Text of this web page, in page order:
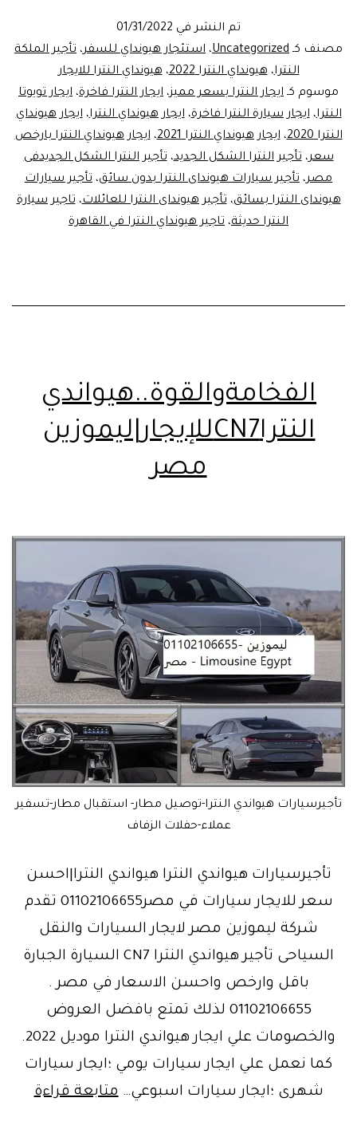
تم النشر في 01/31/2022
مصنف كـ Uncategorized، استئجار هيونداي للسفر، تأجير الملكة
النترا،هيونداي النترا 2022 ،هيونداي النترا للايجار
موسوم كـ ايجار النترا بسعر مميز، ايجار النترا فاخرة، ايجار تويوتا
النترا،ايجار سيارة النترا فاخرة،ايجار هيونداي النترا،ايجار هيونداي
النترا 2020
،ايجار هيونداي النترا 2021 ،ايجار هيونداي النترا بارخص
سعر،تأجير النترا الشكل الجديد،تأجير النترا الشكل الجديدفى
مصر، تأجير سيارات هيونداى النترا بدون سائق، تأجير سيارات
هيونداى النترا بسائق،تأجير هيونداى النترا للعائلات،تاجير سيارة
النترا حديثة، تاجير هيونداي النترا في القاهرة
الفخامةوالقوة..هيواندي
النتراCN7للإيجار|ليموزين
مصر
تأجيرسيارات هيواندي النترا-توصيل مطار- استقبال مطار-تسفير
عملاء-حفلات الزفاف
تأجيرسيارات هيواندي النترا هيواندي النترا|احسن
سعر للايجار سيارات في مصر01102106655 تقدم
شركة ليموزين مصر لايجار السيارات والنقل
السياحى تأجير هيواندي النترا CN7 السيارة الجبارة
باقل وارخص واحسن الاسعار في مصر .
01102106655 لذلك تمتع بافضل العروض
والخصومات علي ايجار هيواندي النترا موديل 2022.
كما نعمل علي ايجار سيارات يومي ؛ايجار سيارات
شهرى ؛ايجار سيارات اسبوعي…متابعة قراءة